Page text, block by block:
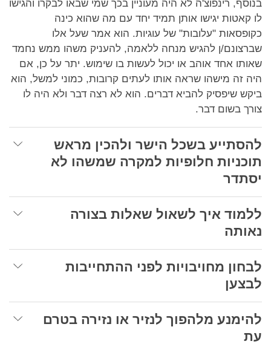
בנוסף, רינפוצ'ה לא היה מעוניין בכך שמי שבאו לבקרו והגישו
לו קאטות יגישו אותן תמיד יחד עם מה שהוא כינה
כקופסאות "עלובות" של עוגיות. הוא אמר שעל אלו
שברצונם/ן להגיש מנחה ללאמה, להעניק משהו ממש נחמד
שאותו אחד אוהב או יכול לעשות בו שימוש. יתר על כן, אם
היה זה מישהו שראה אותו לעתים קרובות, כמוני למשל, הוא
ביקש שיפסיק להביא דברים. הוא לא רצה דבר ולא היה לו
צורך בשום דבר.
להסתייע בשכל הישר ולהכין מראש
תוכניות חלופיות למקרה שמשהו לא
יסתדר
ללמוד איך לשאול שאלות בצורה
נאותה
לבחון מחויבויות לפני ההתחייבות
לבצען
להימנע מלהפוך לנזיר או נזירה בטרם
עת